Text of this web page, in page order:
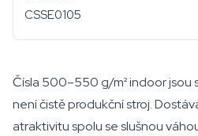
CSSE0105
Čísla 500–550 g/m² indoor jsou
není čistě produkční stroj.
atraktivitu spolu se slušnou